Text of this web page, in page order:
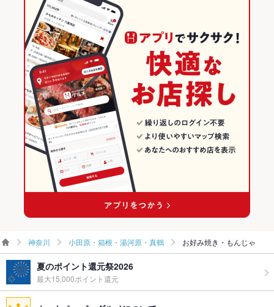
神奈川 小田原・箱根・湯河原・真鶴 お好み焼き・もんじゃ
夏のポイント還元祭2026
最大15,000ポイント還元